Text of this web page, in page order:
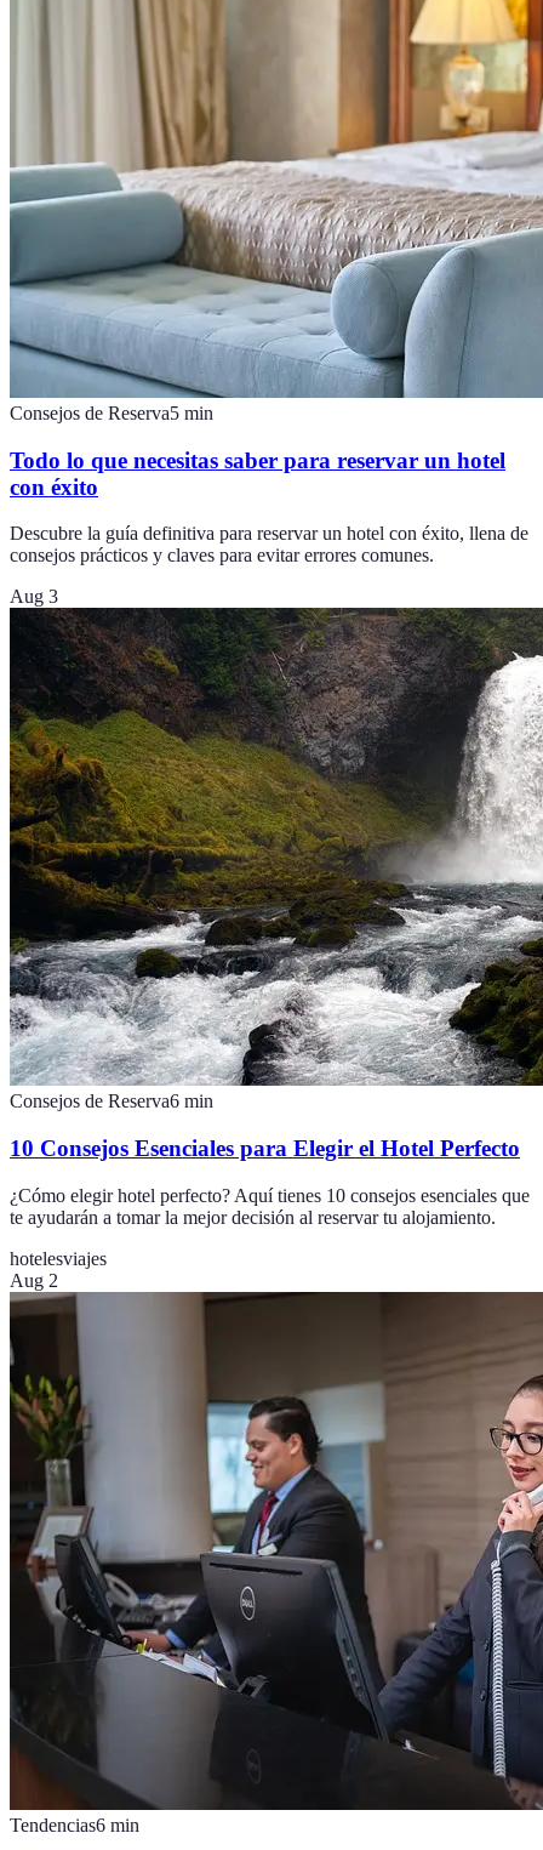
Consejos de Reserva5 min
Todo lo que necesitas saber para reservar un hotel
con éxito
Descubre la guía definitiva para reservar un hotel con éxito, llena de
consejos prácticos y claves para evitar errores comunes.
Aug 3
Consejos de Reserva6 min
10 Consejos Esenciales para Elegir el Hotel Perfecto
¿Cómo elegir hotel perfecto? Aquí tienes 10 consejos esenciales que
te ayudarán a tomar la mejor decisión al reservar tu alojamiento.
hotelesviajes
Aug 2
Tendencias6 min